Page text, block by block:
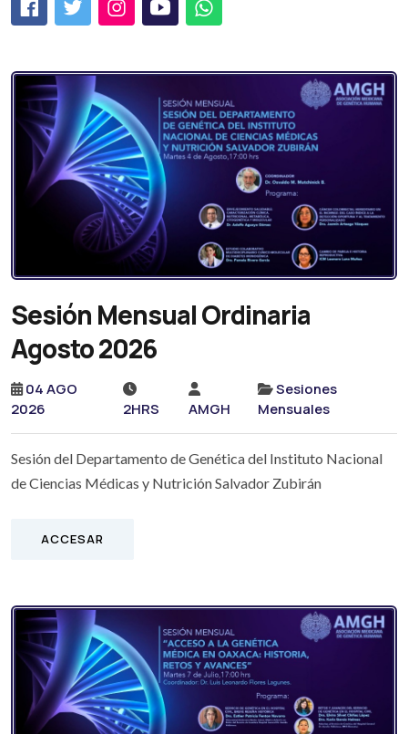
Sesión Mensual Ordinaria
Agosto 2026
04 AGO
2026
2HRS AMGH
Sesiones
Mensuales
Sesión del Departamento de Genética del Instituto Nacional
de Ciencias Médicas y Nutrición Salvador Zubirán
ACCESAR